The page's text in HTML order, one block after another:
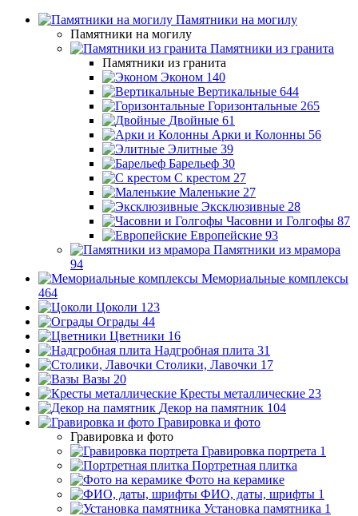
Памятники на могилу
Памятники на могилу
Памятники из гранита
Памятники из гранита
Эконом 140
Вертикальные 644
Горизонтальные 265
Двойные 61
Арки и Колонны 56
Элитные 39
Барельеф 30
С крестом 27
Маленькие 27
Эксклюзивные 28
Часовни и Голгофы 87
Европейские 93
Памятники из мрамора
94
Мемориальные комплексы
464
Цоколи 123
Ограды 44
Цветники 16
Надгробная плита 31
Столики, Лавочки 17
Вазы 20
Кресты металлические 23
Декор на памятник 104
Гравировка и фото
Гравировка и фото
Гравировка портрета 1
Портретная плитка
Фото на керамике
ФИО, даты, шрифты 1
Установка памятника 1